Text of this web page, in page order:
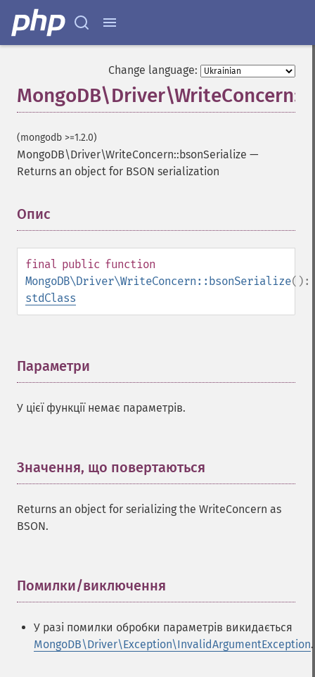
Change language:
(mongodb >=1.2.0)
MongoDB\Driver\WriteConcern::bsonSerialize —
Returns an object for BSON serialization
Опис
final public function
MongoDB\Driver\WriteConcern::bsonSerialize():
stdClass
Параметри
У цієї функції немає параметрів.
Значення, що повертаються
Returns an object for serializing the WriteConcern as
BSON.
Помилки/виключення
У разі помилки обробки параметрів викидається
MongoDB\Driver\Exception\InvalidArgumentException.